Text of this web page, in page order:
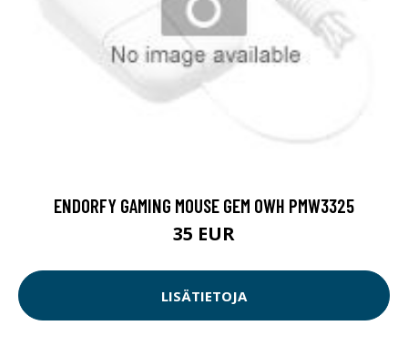
ENDORFY GAMING MOUSE GEM OWH PMW3325
35 EUR
LISÄTIETOJA